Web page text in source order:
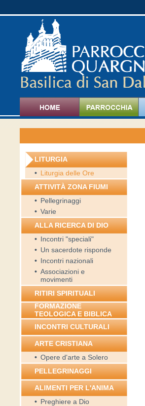
LITURGIA
• Liturgia delle Ore
ATTIVITÀ ZONA FIUMI
• Pellegrinaggi
• Varie
ALLA RICERCA DI DIO
• Incontri "speciali"
• Un sacerdote risponde
• Incontri nazionali
• Associazioni e
movimenti
RITIRI SPIRITUALI
FORMAZIONE
TEOLOGICA E BIBLICA
INCONTRI CULTURALI
ARTE CRISTIANA
• Opere d'arte a Solero
PELLEGRINAGGI
ALIMENTI PER L'ANIMA
• Preghiere a Dio